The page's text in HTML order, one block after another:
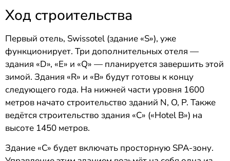
Ход строительства
Первый отель, Swissotel (здание «S»), уже
функционирует. Три дополнительных отеля —
здания «D», «E» и «Q» — планируется завершить этой
зимой. Здания «R» и «B» будут готовы к концу
следующего года. На нижней части уровня 1600
метров начато строительство зданий N, O, P. Также
ведётся строительство здания «C» («Hotel B») на
высоте 1450 метров.
Здание «C» будет включать просторную SPA-зону.